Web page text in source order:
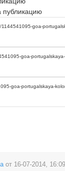
публикацию
от 16-07-2014, 16:09